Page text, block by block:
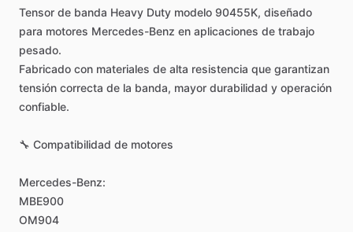
Tensor de banda Heavy Duty modelo 90455K, diseñado
para motores Mercedes-Benz en aplicaciones de trabajo
pesado.
Fabricado con materiales de alta resistencia que garantizan
tensión correcta de la banda, mayor durabilidad y operación
confiable.
🔧 Compatibilidad de motores
Mercedes-Benz:
MBE900
OM904